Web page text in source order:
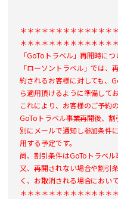
＊＊＊＊＊＊＊＊＊＊＊＊＊
＊＊＊＊＊＊＊＊＊＊＊＊＊
「GoToトラベル」再開時につ
「ローソントラベル」では
約されるお客様に対しても、
ら適用頂けるように準備してお
これにより、お客様のご予約
GoToトラベル事業再開後、
別にメールで通知し参加条件
用する予定です。
尚、割引条件はGoToトラベル
又、再開されない場合や割引
く、お取消される場合におい
＊＊＊＊＊＊＊＊＊＊＊＊＊